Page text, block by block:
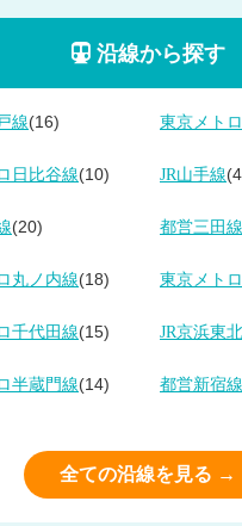
沿線から探す
線(16) 東京メト
日比谷線(10) JR山手線
(20) 都営三田線
丸ノ内線(18) 東京メト
千代田線(15) JR京浜東
半蔵門線(14) 都営新宿線
全ての沿線を見る →